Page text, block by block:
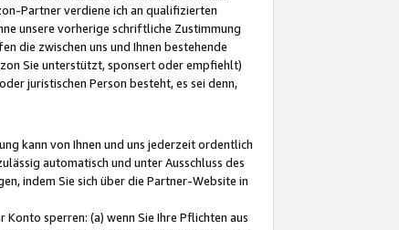
Partner verdiene ich an qualifizierten
unsere vorherige schriftliche Zustimmung
die zwischen uns und Ihnen bestehende
Sie unterstützt, sponsert oder empfiehlt)
juristischen Person besteht, es sei denn,
kann von Ihnen und uns jederzeit ordentlich
automatisch und unter Ausschluss des
indem Sie sich über die Partner-Website in
sperren: (a) wenn Sie Ihre Pflichten aus